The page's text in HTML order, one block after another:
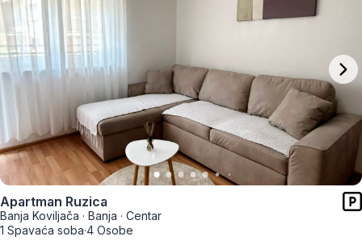
Apartman Ruzica
Banja Koviljača · Banja · Centar
1 Spavaća soba·4 Osobe